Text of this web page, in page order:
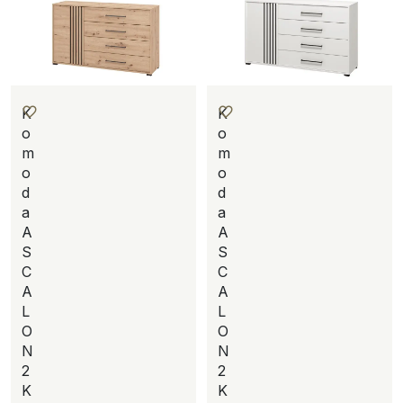
K
o
m
o
d
a
A
S
C
A
L
O
N
2
K
K
o
m
o
d
a
A
S
C
A
L
O
N
2
K